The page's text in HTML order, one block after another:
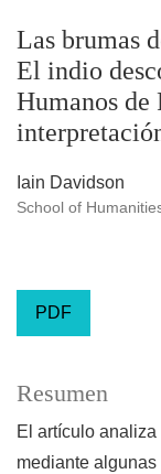
Las brumas
El indio
Humanos de
Iain Davidson
School of
PDF
Resumen
El artículo
mediante